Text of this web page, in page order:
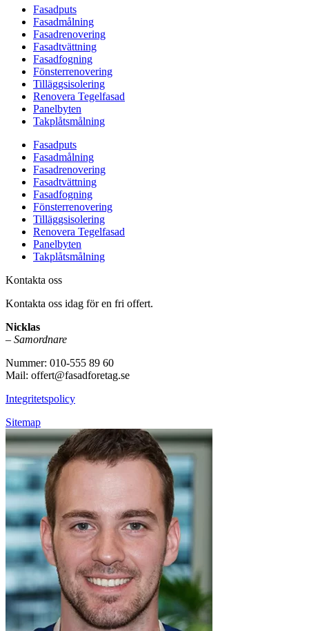
Fasadputs
Fasadmålning
Fasadrenovering
Fasadtvättning
Fasadfogning
Fönsterrenovering
Tilläggsisolering
Renovera Tegelfasad
Panelbyten
Takplåtsmålning
Fasadputs
Fasadmålning
Fasadrenovering
Fasadtvättning
Fasadfogning
Fönsterrenovering
Tilläggsisolering
Renovera Tegelfasad
Panelbyten
Takplåtsmålning
Kontakta oss
Kontakta oss idag för en fri offert.
Nicklas
– Samordnare
Nummer: 010-555 89 60
Mail: offert@fasadforetag.se
Integritetspolicy
Sitemap